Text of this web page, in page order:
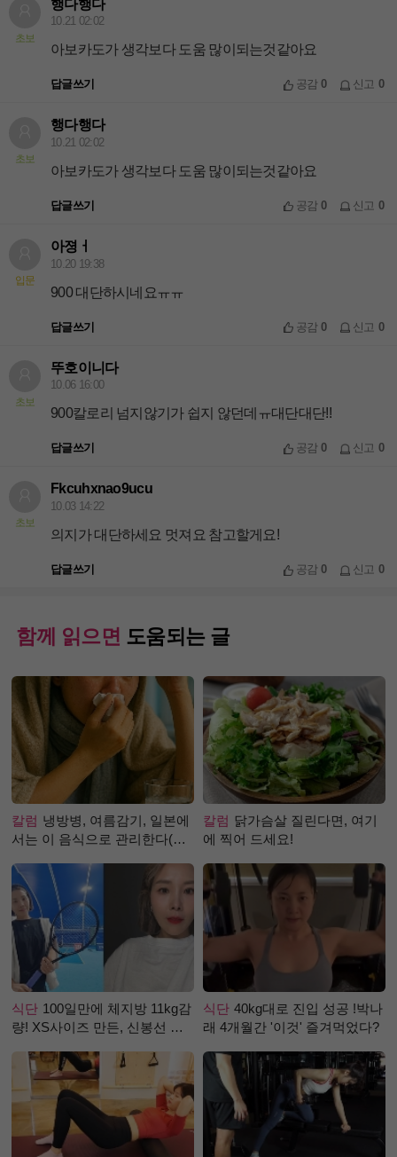
초보
행다행다
10.21 02:02
아보카도가 생각보다 도움 많이되는것같아요
답글쓰기 공감0 신고 0
초보
행다행다
10.21 02:02
아보카도가 생각보다 도움 많이되는것같아요
답글쓰기 공감0 신고 0
입문
아졍ㅓ
10.20 19:38
900 대단하시네요ㅠㅠ
답글쓰기 공감0 신고 0
초보
뚜호이니다
10.06 16:00
900칼로리 넘지않기가 쉽지 않던데ㅠ대단대단!!
답글쓰기 공감0 신고 0
초보
Fkcuhxnao9ucu
10.03 14:22
의지가 대단하세요 멋져요 참고할게요!
답글쓰기 공감0 신고 0
함께 읽으면 도움되는 글
칼럼 냉방병, 여름감기, 일본에
서는 이 음식으로 관리한다(생
칼럼 닭가슴살 질린다면, 여기
에 찍어 드세요!
식단 100일만에 체지방 11kg감
량! XS사이즈 만든, 신봉선 식
식단 40kg대로 진입 성공 !박나
래 4개월간 '이것' 즐겨먹었다?